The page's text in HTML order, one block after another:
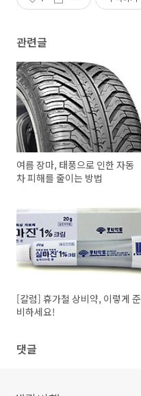
관련글
여름 장마, 태풍으로 인한 자동
차 피해를 줄이는 방법
[칼럼] 휴가철 상비약, 이렇게 준
비하세요!
댓글